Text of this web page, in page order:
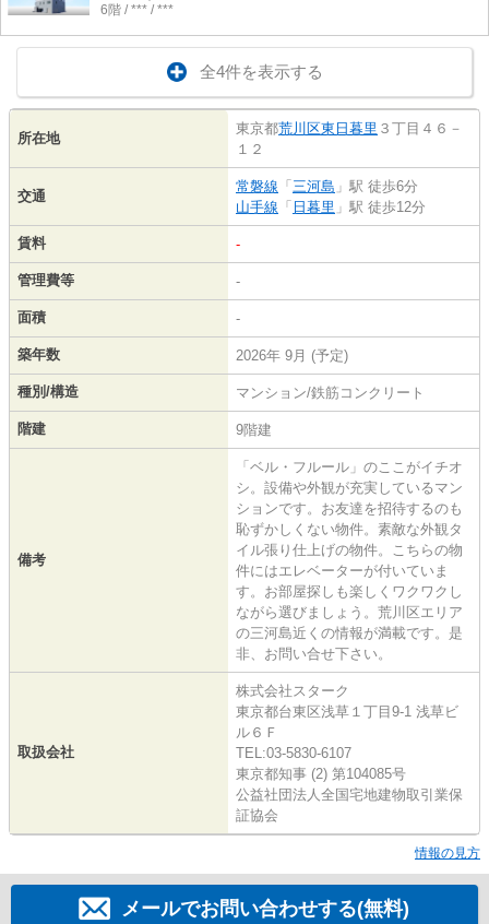
6階 / *** / ***
全4件を表示する
所在地
東京都荒川区東日暮里 ３丁目４６－
１２
交通
常磐線 「 三河島 」駅 徒歩6分
山手線 「 日暮里 」駅 徒歩12分
賃料 -
管理費等 -
面積 -
築年数 2026年 9月 (予定)
種別/構造 マンション/鉄筋コンクリート
階建 9階建
備考
「ベル・フルール」のここがイチオ
シ。設備や外観が充実しているマン
ションです。お友達を招待するのも
恥ずかしくない物件。素敵な外観タ
イル張り仕上げの物件。こちらの物
件にはエレベーターが付いていま
す。お部屋探しも楽しくワクワクし
ながら選びましょう。荒川区エリア
の三河島近くの情報が満載です。是
非、お問い合せ下さい。
取扱会社
株式会社スターク
東京都台東区浅草１丁目9-1 浅草ビ
ル６Ｆ
TEL:03-5830-6107
東京都知事 (2) 第104085号
公益社団法人全国宅地建物取引業保
証協会
情報の見方
メールでお問い合わせする(無料)